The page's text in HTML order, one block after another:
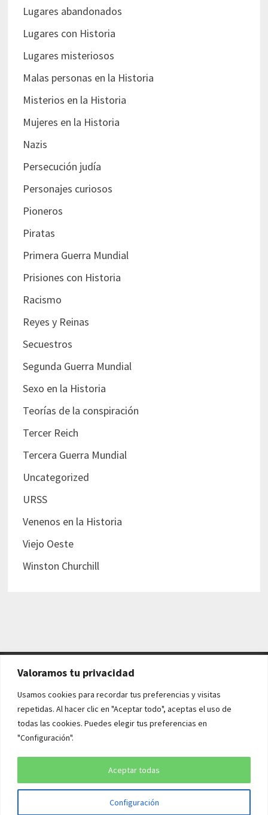
Valoramos tu privacidad
Usamos cookies para recordar tus preferencias y visitas
repetidas. Al hacer clic en "Aceptar todo", aceptas el uso de
todas las cookies. Puedes elegir tus preferencias en
"Configuración".
Configuración
Aceptar todas
Lugares abandonados
Lugares con Historia
Lugares misteriosos
Malas personas en la Historia
Misterios en la Historia
Mujeres en la Historia
Nazis
Persecución judía
Personajes curiosos
Pioneros
Piratas
Primera Guerra Mundial
Prisiones con Historia
Racismo
Reyes y Reinas
Secuestros
Segunda Guerra Mundial
Sexo en la Historia
Teorías de la conspiración
Tercer Reich
Tercera Guerra Mundial
Uncategorized
URSS
Venenos en la Historia
Viejo Oeste
Winston Churchill
AVISO LEGAL Y POLÍTICAS
Aviso legal
Política de cookies